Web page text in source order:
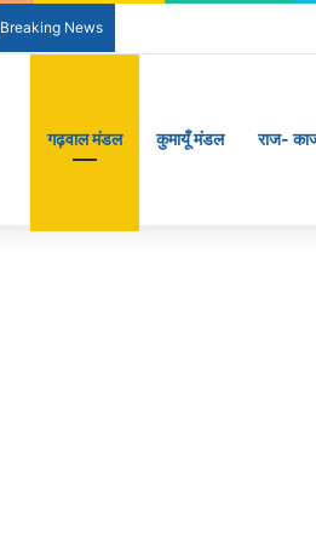
Breaking News
गढ़वाल मंडल कुमायूँ मंडल राज-